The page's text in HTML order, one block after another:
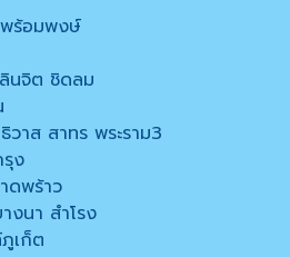
ร้อมพงษ์
นจิต ชิดลม
วาส สาทร พระราม3
ง
ดพร้าว
นา สำโรง
เก็ต